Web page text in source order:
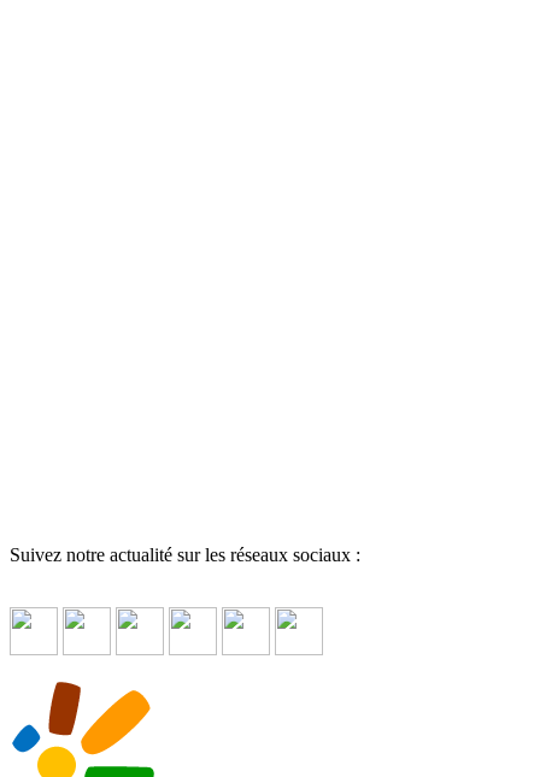
Suivez notre actualité sur les réseaux sociaux :